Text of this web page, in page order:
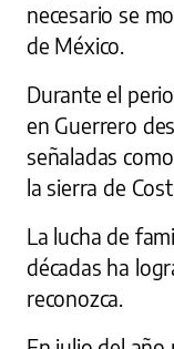
necesario se
de México.
Durante el
en Guerrero
señaladas
la sierra de
La lucha de
décadas ha
reconozca.